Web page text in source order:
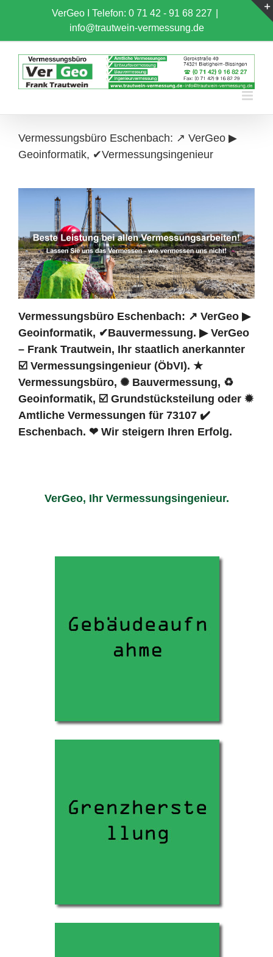
content
VerGeo I Telefon: 0 71 42 - 91 68 227
info@trautwein-vermessung.de
Vermessungsbüro Eschenbach: ↗️ VerGeo ▶︎
Geoinformatik, ✔Vermessungsingenieur
Vermessungsbüro Eschenbach: ↗️ VerGeo ▶︎
Geoinformatik, ✔Bauvermessung. ▶︎ VerGeo
– Frank Trautwein, Ihr staatlich anerkannter
☑️ Vermessungsingenieur (ÖbVI). ★
Vermessungsbüro, ✺ Bauvermessung, ♻
Geoinformatik, ☑️ Grundstücksteilung oder ✹
Amtliche Vermessungen für 73107 ✔️
Eschenbach. ❤ Wir steigern Ihren Erfolg.
VerGeo, Ihr Vermessungsingenieur.